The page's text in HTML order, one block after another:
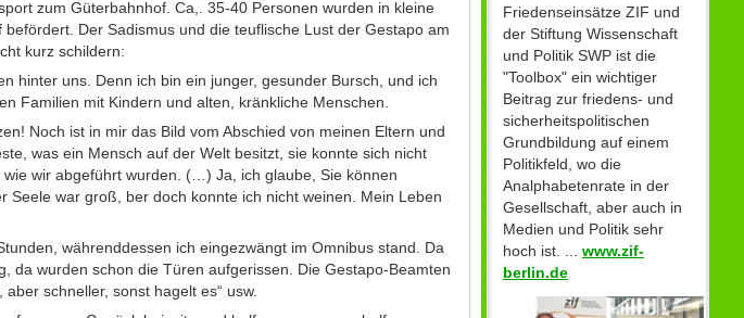
zum Güterbahnhof. Ca,. 35-40 Personen wurden in kleine
Der Sadismus und die teuflische Lust der Gestapo am
kurz schildern:
hinter uns. Denn ich bin ein junger, gesunder Bursch, und ich
Familien mit Kindern und alten, kränkliche Menschen.
Noch ist in mir das Bild vom Abschied von meinen Eltern und
was ein Mensch auf der Welt besitzt, sie konnte sich nicht
wir abgeführt wurden. (…) Ja, ich glaube, Sie können
war groß, ber doch konnte ich nicht weinen. Mein Leben
währenddessen ich eingezwängt im Omnibus stand. Da
da wurden schon die Türen aufgerissen. Die Gestapo-Beamten
schneller, sonst hagelt es“ usw.
Friedenseinsätze ZIF und
der Stiftung Wissenschaft
und Politik SWP ist die
"Toolbox" ein wichtiger
Beitrag zur friedens- und
sicherheitspolitischen
Grundbildung auf einem
Politikfeld, wo die
Analphabetenrate in der
Gesellschaft, aber auch in
Medien und Politik sehr
hoch ist. ... www.zif-
berlin.de